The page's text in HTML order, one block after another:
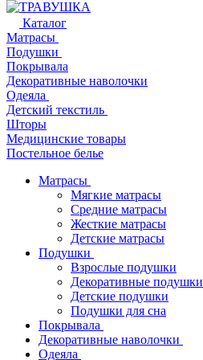
Каталог
Матрасы
Подушки
Покрывала
Декоративные наволочки
Одеяла
Детский текстиль
Шторы
Медицинские товары
Постельное белье
Матрасы
Мягкие матрасы
Средние матрасы
Жесткие матрасы
Детские матрасы
Подушки
Взрослые подушки
Декоративные подушки
Детские подушки
Подушки для сна
Покрывала
Декоративные наволочки
Одеяла